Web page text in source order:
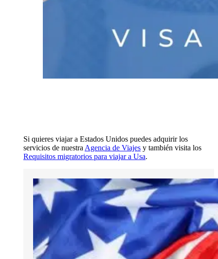
Si quieres viajar a Estados Unidos puedes adquirir los
servicios de nuestra Agencia de Viajes y también visita los
Requisitos migratorios para viajar a Usa.